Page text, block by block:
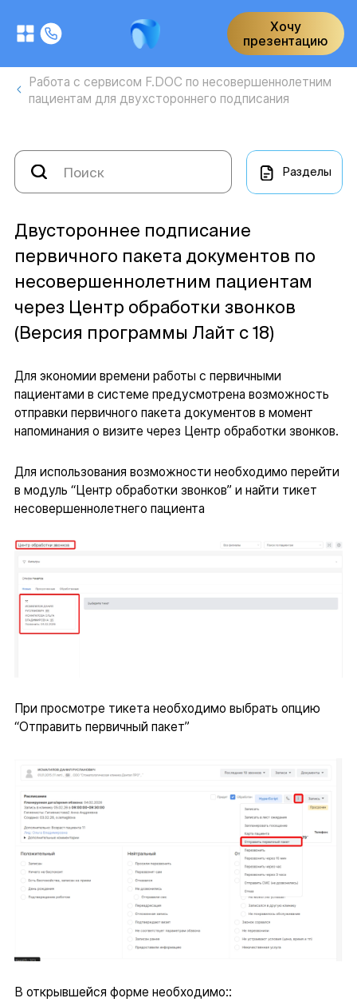
Хочу
презентацию
Работа с сервисом F.DOC по несовершеннолетним
пациентам для двухстороннего подписания
Разделы
Двустороннее подписание
первичного пакета документов по
несовершеннолетним пациентам
через Центр обработки звонков
(Версия программы Лайт с 18)
Для экономии времени работы с первичными
пациентами в системе предусмотрена возможность
отправки первичного пакета документов в момент
напоминания о визите через Центр обработки звонков.
Для использования возможности необходимо перейти
в модуль “Центр обработки звонков” и найти тикет
несовершеннолетнего пациента
При просмотре тикета необходимо выбрать опцию
“Отправить первичный пакет”
В открывшейся форме необходимо::